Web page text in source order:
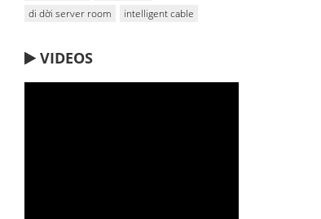
di dời server room
intelligent cable
VIDEOS